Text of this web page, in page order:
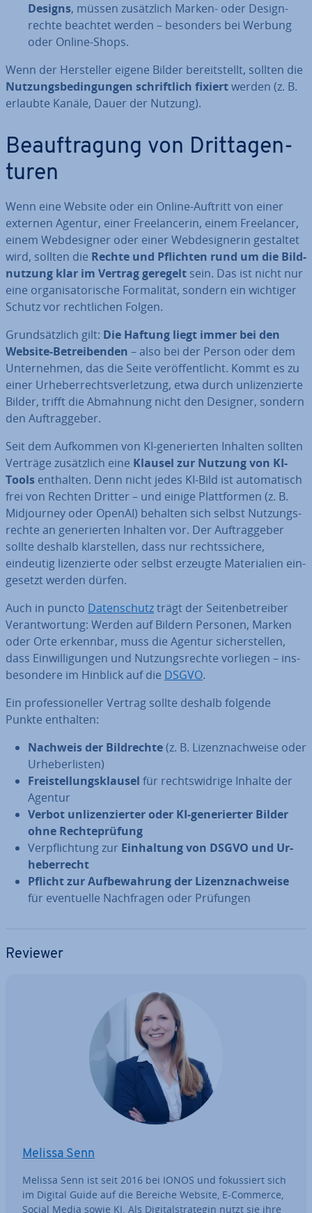
Designs, müssen zu­sätz­lich Marken- oder De­sign­
rech­te beachtet werden – besonders bei Werbung
oder Online-Shops.
Wenn der Her­stel­ler eigene Bilder be­reit­stellt, sollten die
Nut­zungs­be­din­gun­gen schrift­lich fixiertwerden (z. B.
erlaubte Kanäle, Dauer der Nutzung).
Be­auf­tra­gung von Drit­t­agen­
tu­ren
Wenn eine Website oder ein Online-Auftritt von einer
externen Agentur, einer Free­lan­ce­rin, einem Free­lan­cer,
einem Web­de­si­gner oder einer Web­de­si­gne­rin gestaltet
wird, sollten die Rechte und Pflichten rund um die Bild­
nut­zung klar im Vertrag geregelt sein. Das ist nicht nur
eine or­ga­ni­sa­to­ri­sche For­ma­li­tät, sondern ein wichtiger
Schutz vor recht­li­chen Folgen.
Grund­sätz­lich gilt: Die Haftung liegt immer bei den
Website-Be­trei­ben­den – also bei der Person oder dem
Un­ter­neh­men, das die Seite ver­öf­fent­licht. Kommt es zu
einer Ur­he­ber­rechts­ver­let­zung, etwa durch un­li­zen­zier­te
Bilder, trifft die Abmahnung nicht den Designer, sondern
den Auf­trag­ge­ber.
Seit dem Aufkommen von KI-ge­ne­rier­ten Inhalten sollten
Verträge zu­sätz­lich eine Klausel zur Nutzung von KI-
Tools enthalten. Denn nicht jedes KI-Bild ist au­to­ma­tisch
frei von Rechten Dritter – und einige Platt­for­men (z. B.
Mid­jour­ney oder OpenAI) behalten sich selbst Nut­zungs­
rech­te an ge­ne­rier­ten Inhalten vor. Der Auf­trag­ge­ber
sollte deshalb klar­stel­len, dass nur rechts­si­che­re,
eindeutig li­zen­zier­te oder selbst erzeugte Ma­te­ria­li­en ein­
ge­setzt werden dürfen.
Auch in puncto Da­ten­schutzträgt der Sei­ten­be­trei­ber
Ver­ant­wor­tung: Werden auf Bildern Personen, Marken
oder Orte erkennbar, muss die Agentur si­cher­stel­len,
dass Ein­wil­li­gun­gen und Nut­zungs­rech­te vorliegen – ins­
be­son­de­re im Hinblick auf die DSGVO.
Ein pro­fes­sio­nel­ler Vertrag sollte deshalb folgende
Punkte enthalten:
Nachweis der Bild­rech­te(z. B. Li­zenz­nach­wei­se oder
Ur­he­ber­lis­ten)
Frei­stel­lungs­klau­sel für rechts­wid­ri­ge Inhalte der
Agentur
Verbot un­li­zen­zier­ter oder KI-ge­ne­rier­ter Bilder
ohne Rech­te­prü­fung
Ver­pflich­tung zur Ein­hal­tung von DSGVO und Ur­
he­ber­recht
Pflicht zur Auf­be­wah­rung der Li­zenz­nach­wei­se
für even­tu­el­le Nach­fra­gen oder Prüfungen
Reviewer
Melissa Senn
Melissa Senn ist seit 2016 bei IONOS und fo­kus­siert sich
im Digital Guide auf die Bereiche Website, E-Commerce,
Social Media sowie KI. Als Di­gi­tal­stra­te­gin nutzt sie ihre